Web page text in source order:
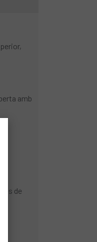
amb
de